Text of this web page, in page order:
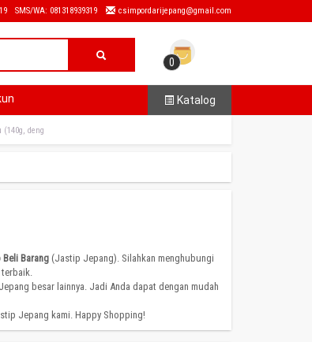
SMS/WA: 081318939319 csimpordarijepang@gmail.com
0
Katalog
deng
Barang(Jastip Jepang). Silahkan menghubungi
terbaik.
besar lainnya. Jadi Anda dapat dengan mudah
Jepang kami. Happy Shopping!